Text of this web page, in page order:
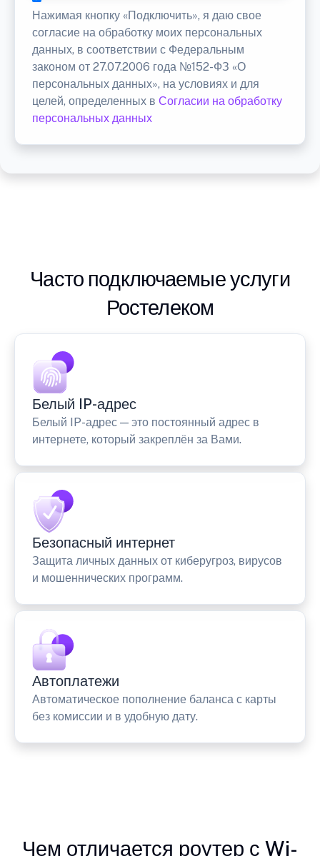
Нажимая кнопку «Подключить», я даю свое
согласие на обработку моих персональных
данных, в соответствии с Федеральным
законом от 27.07.2006 года №152-ФЗ «О
персональных данных», на условиях и для
целей, определенных в Согласии на обработку
персональных данных
Часто подключаемые услуги
Ростелеком
Белый IP-адрес
Белый IP-адрес — это постоянный адрес в
интернете, который закреплён за Вами.
Безопасный интернет
Защита личных данных от киберугроз, вирусов
и мошеннических программ.
Автоплатежи
Автоматическое пополнение баланса с карты
без комиссии и в удобную дату.
Чем отличается роутер с Wi-